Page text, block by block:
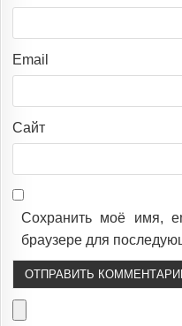
Email
Сайт
Сохранить моё имя,
браузере для